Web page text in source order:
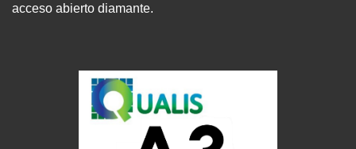
acceso abierto diamante.